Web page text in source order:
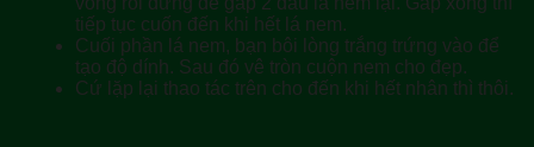
tiếp tục cuốn đến khi hết lá nem.
Cuối phần lá nem, bạn bôi lòng trắng trứng vào để
tạo độ dính. Sau đó vê tròn cuộn nem cho đẹp.
Cứ lặp lại thao tác trên cho đến khi hết nhân thì thôi.